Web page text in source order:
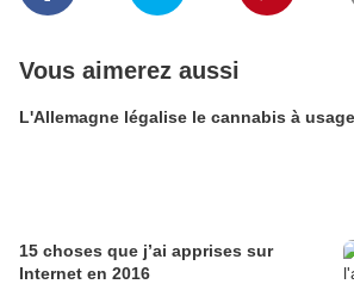
Vous aimerez aussi
L'Allemagne légalise le cannabis à
15 choses que j’ai apprises sur
Internet en 2016